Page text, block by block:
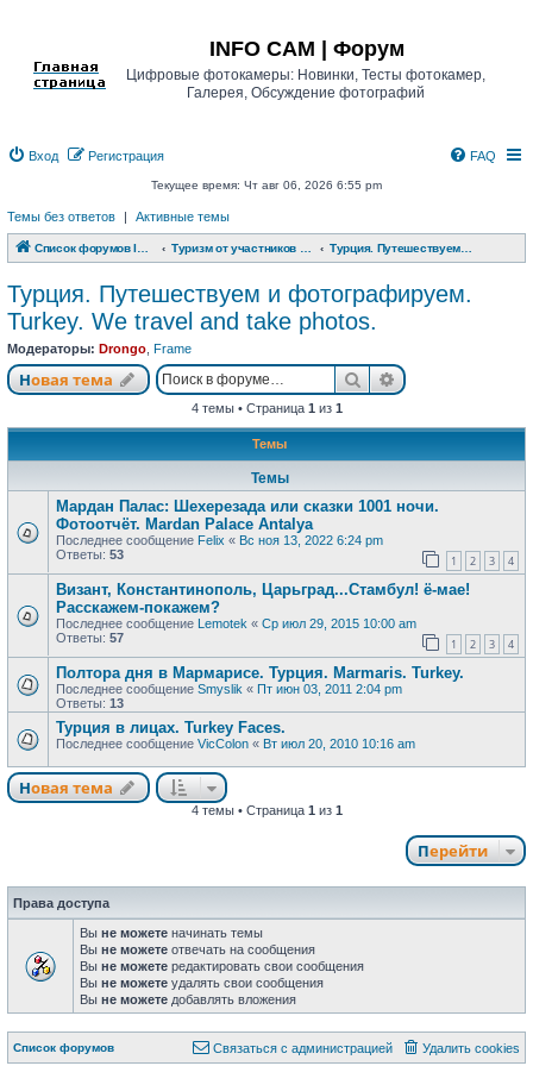
INFO CAM | Форум
Цифровые фотокамеры: Новинки, Тесты фотокамер,
Галерея, Обсуждение фотографий
Вход Регистрация FAQ
Текущее время: Чт авг 06, 2026 6:55 pm
Темы без ответов | Активные темы
Список форумов INFO CAM | Форум
Турция. Путешествуем и фотографируем.
Turkey. We travel and take photos.
Модераторы: Drongo Frame
Новая тема
Новая тема ПоискРасширенный
4 темы • Страница 1 из 1
Темы
Темы
Мардан Палас: Шехерезада или сказки 1001 ночи.
Фотоотчёт. Mardan Palace Antalya
Последнее сообщение Felix « Вс ноя 13, 2022 6:24 pm
Ответы: 53 1 2 3 4
Визант, Константинополь, Царьград...Стамбул! ё-мае!
Расскажем-покажем?
Последнее сообщение Lemotek « Ср июл 29, 2015 10:00 am
Ответы: 57 1 2 3 4
Полтора дня в Мармарисе. Турция. Marmaris. Turkey.
Последнее сообщение Smyslik « Пт июн 03, 2011 2:04 pm
Ответы: 13
Турция в лицах. Turkey Faces.
Последнее сообщение VicColon « Вт июл 20, 2010 10:16 am
Новая тема
Новая тема
4 темы • Страница 1 из 1
Перейти
Права доступа
Вы не можете начинать темы
Вы не можете отвечать на сообщения
Вы не можете редактировать свои сообщения
Вы не можете удалять свои сообщения
Вы не можете добавлять вложения
Список форумов Удалить cookies
Связаться с Связаться с администрацией